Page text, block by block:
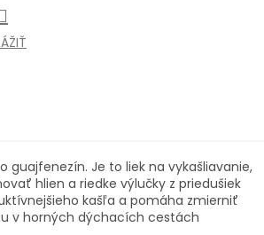
guajfenezín. Je to liek na vykašliavanie,
hlien a riedke výlučky z priedušiek
kašľa a pomáha zmierniť
v horných dýchacích cestách